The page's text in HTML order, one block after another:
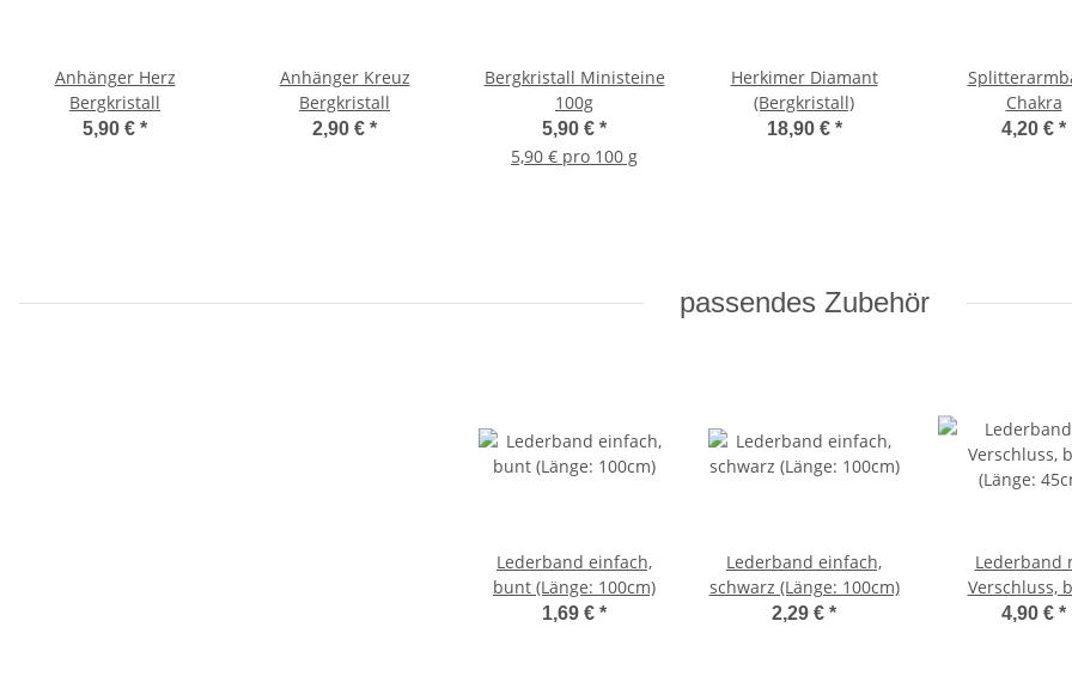
Anhänger Herz
Bergkristall
5,90 € *
Anhänger Kreuz
Bergkristall
2,90 € *
Bergkristall Ministeine
100g
5,90 € *
5,90 € pro 100 g
Herkimer Diamant
(Bergkristall)
18,90 € *
Chakra
4,20 € *
passendes Zubehör
Lederband einfach,
bunt (Länge: 100cm)
1,69 € *
Lederband einfach,
schwarz (Länge: 100cm)
2,29 € *
Lederband
Verschluss,
(Länge:
4,90 € *